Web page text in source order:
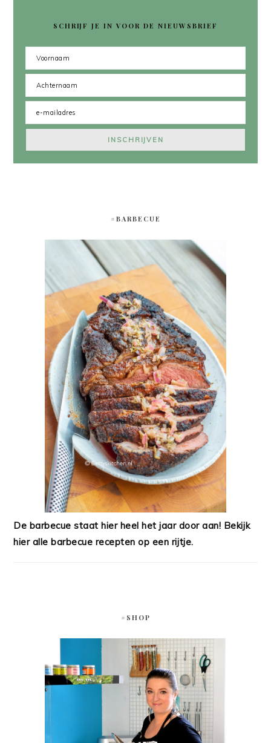
SCHRIJF JE IN VOOR DE NIEUWSBRIEF
#BARBECUE
De barbecue staat hier heel het jaar door aan! Bekijk
hier alle barbecue recepten op een rijtje.
#SHOP